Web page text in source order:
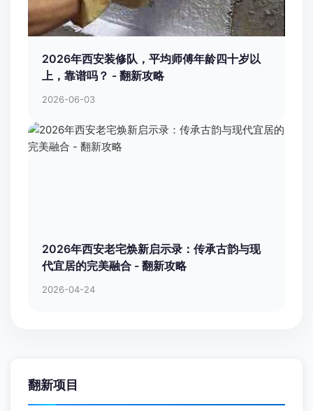
2026年西安装修队，平均师傅年龄四十岁以
上，靠谱吗？ - 翻新攻略
2026-06-03
2026年西安老宅焕新启示录：传承古韵与现
代宜居的完美融合 - 翻新攻略
2026-04-24
翻新项目